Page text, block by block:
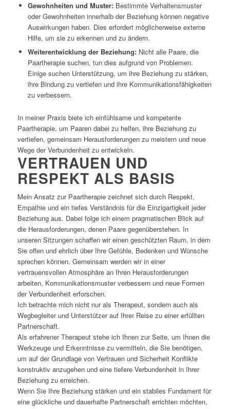
Gewohnheiten und Muster:Bestimmte Verhaltensmuster
oder Gewohnheiten innerhalb der Beziehung können negative
Auswirkungen haben. Dies erfordert möglicherweise externe
Hilfe, um sie zu erkennen und zu ändern.
Weiterentwicklung der Beziehung:Nicht alle Paare, die
Paartherapie suchen, tun dies aufgrund von Problemen.
Einige suchen Unterstützung, um ihre Beziehung zu stärken,
ihre Bindung zu vertiefen und ihre Kommunikationsfähigkeiten
zu verbessern.
In meiner Praxis biete ich einfühlsame und kompetente
Paartherapie, um Paaren dabei zu helfen, ihre Beziehung zu
vertiefen, gemeinsam Herausforderungen zu meistern und neue
Wege der Verbundenheit zu entwickeln.
VERTRAUEN UND
RESPEKT ALS BASIS
Mein Ansatz zur Paartherapie zeichnet sich durch Respekt,
Empathie und ein tiefes Verständnis für die Einzigartigkeit jeder
Beziehung aus. Dabei folge ich einem pragmatischen Blick auf
die Herausforderungen, denen Paare gegenüberstehen. In
unseren Sitzungen schaffen wir einen geschützten Raum, in dem
Sie offen und ehrlich über Ihre Gefühle, Bedenken und Wünsche
sprechen können. Gemeinsam werden wir in einer
vertrauensvollen Atmosphäre an Ihren Herausforderungen
arbeiten, Kommunikationsmuster verbessern und neue Formen
der Verbundenheit erforschen.
Ich betrachte mich nicht nur als Therapeut, sondern auch als
Wegbegleiter und Unterstützer auf Ihrer Reise zu einer erfüllten
Partnerschaft.
Als erfahrener Therapeut stehe ich Ihnen zur Seite, um Ihnen die
Werkzeuge und Erkenntnisse zu vermitteln, die Sie benötigen,
um auf der Grundlage von Vertrauen und Sicherheit Konflikte
konstruktiv anzugehen und eine tiefere Verbundenheit in Ihrer
Beziehung zu erreichen.
Wenn Sie Ihre Beziehung stärken und ein stabiles Fundament für
eine glückliche und dauerhafte Partnerschaft errichten möchten,